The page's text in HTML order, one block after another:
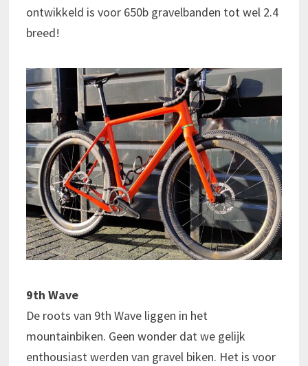
ontwikkeld is voor 650b gravelbanden tot wel 2.4
breed!
9th Wave
De roots van 9th Wave liggen in het
mountainbiken. Geen wonder dat we gelijk
enthousiast werden van gravel biken. Het is voor